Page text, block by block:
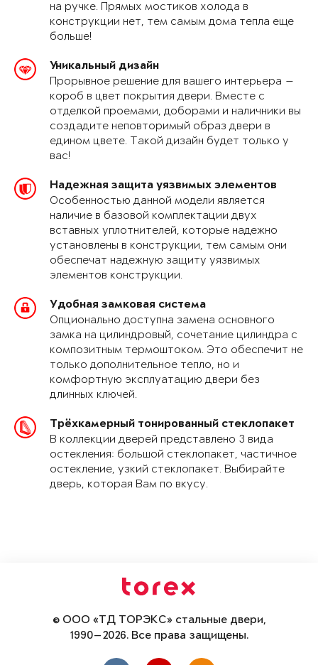
на ручке. Прямых мостиков холода в
конструкции нет, тем самым дома тепла еще
больше!
Уникальный дизайн
Прорывное решение для вашего интерьера —
короб в цвет покрытия двери. Вместе с
отделкой проемами, доборами и наличники вы
создадите неповторимый образ двери в
едином цвете. Такой дизайн будет только у
вас!
Надежная защита уязвимых элементов
Особенностью данной модели является
наличие в базовой комплектации двух
вставных уплотнителей, которые надежно
установлены в конструкции, тем самым они
обеспечат надежную защиту уязвимых
элементов конструкции.
Удобная замковая система
Опционально доступна замена основного
замка на цилиндровый, сочетание цилиндра с
композитным термоштоком. Это обеспечит не
только дополнительное тепло, но и
комфортную эксплуатацию двери без
длинных ключей.
Трёхкамерный тонированный стеклопакет
В коллекции дверей представлено 3 вида
остекления: большой стеклопакет, частичное
остекление, узкий стеклопакет. Выбирайте
дверь, которая Вам по вкусу.
© ООО «ТД ТОРЭКС» стальные двери,
1990—2026. Все права защищены.